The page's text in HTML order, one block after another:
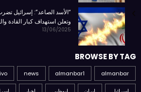
“الأسد الصاعد”: إسرائيل
وتعلن استهداف كبار القادة
13/06/2025
BROWSE BY TAG
almanbar
almanbar1
news